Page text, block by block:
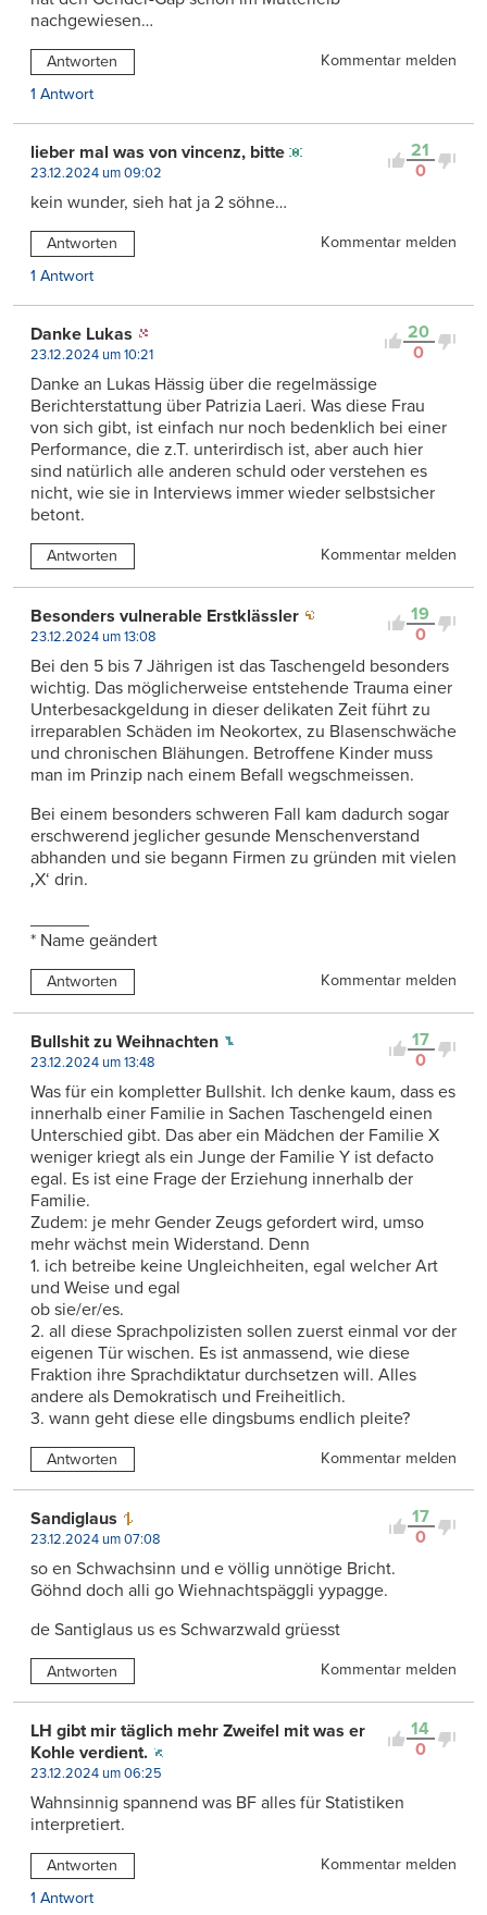
nachgewiesen…
Antworten
Kommentar melden
1 Antwort
21
0
lieber mal was von vincenz, bitte
23.12.2024 um 09:02
kein wunder, sieh hat ja 2 söhne…
Antworten
Kommentar melden
1 Antwort
20
0
Danke Lukas
23.12.2024 um 10:21
Danke an Lukas Hässig über die regelmässige
Berichterstattung über Patrizia Laeri. Was diese Frau
von sich gibt, ist einfach nur noch bedenklich bei einer
Performance, die z.T. unterirdisch ist, aber auch hier
sind natürlich alle anderen schuld oder verstehen es
nicht, wie sie in Interviews immer wieder selbstsicher
betont.
Antworten Kommentar melden
19
0
Besonders vulnerable Erstklässler
23.12.2024 um 13:08
Bei den 5 bis 7 Jährigen ist das Taschengeld besonders
wichtig. Das möglicherweise entstehende Trauma einer
Unterbesackgeldung in dieser delikaten Zeit führt zu
irreparablen Schäden im Neokortex, zu Blasenschwäche
und chronischen Blähungen. Betroffene Kinder muss
man im Prinzip nach einem Befall wegschmeissen.
Bei einem besonders schweren Fall kam dadurch sogar
erschwerend jeglicher gesunde Menschenverstand
abhanden und sie begann Firmen zu gründen mit vielen
‚X‘ drin.
* Name geändert
Antworten Kommentar melden
17
0
Bullshit zu Weihnachten
23.12.2024 um 13:48
Was für ein kompletter Bullshit. Ich denke kaum, dass es
innerhalb einer Familie in Sachen Taschengeld einen
Unterschied gibt. Das aber ein Mädchen der Familie X
weniger kriegt als ein Junge der Familie Y ist defacto
egal. Es ist eine Frage der Erziehung innerhalb der
Familie.
Zudem: je mehr Gender Zeugs gefordert wird, umso
mehr wächst mein Widerstand. Denn
1. ich betreibe keine Ungleichheiten, egal welcher Art
und Weise und egal
ob sie/er/es.
2. all diese Sprachpolizisten sollen zuerst einmal vor der
eigenen Tür wischen. Es ist anmassend, wie diese
Fraktion ihre Sprachdiktatur durchsetzen will. Alles
andere als Demokratisch und Freiheitlich.
3. wann geht diese elle dingsbums endlich pleite?
Antworten Kommentar melden
17
0
Sandiglaus
23.12.2024 um 07:08
so en Schwachsinn und e völlig unnötige Bricht.
Göhnd doch alli go Wiehnachtspäggli yypagge.
de Santiglaus us es Schwarzwald grüesst
Antworten Kommentar melden
14
0
LH gibt mir täglich mehr Zweifel mit was er
Kohle verdient.
23.12.2024 um 06:25
Wahnsinnig spannend was BF alles für Statistiken
interpretiert.
Antworten
Kommentar melden
1 Antwort